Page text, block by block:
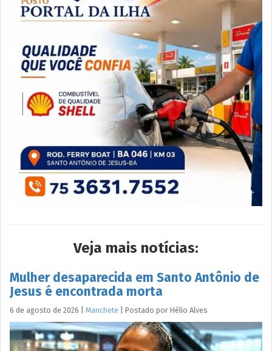
Veja mais notícias:
Mulher desaparecida em Santo Antônio de
Jesus é encontrada morta
6 de agosto de 2026 Manchete Postado por Hélio Alves